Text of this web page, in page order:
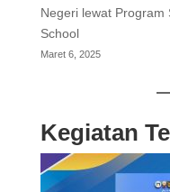
Negeri lewat
School
Maret 6, 2025
Kegiatan